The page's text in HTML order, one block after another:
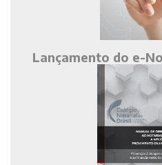
Lançamento do e-